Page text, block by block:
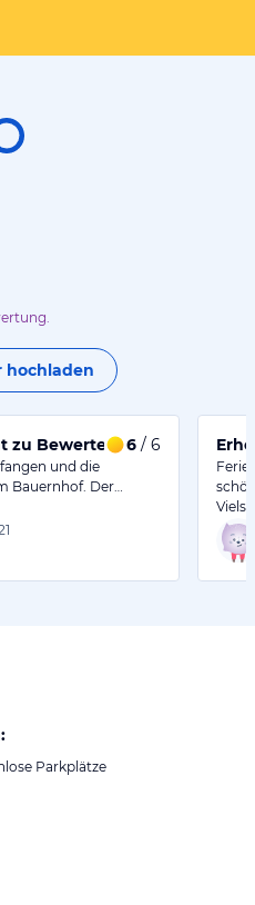
hochladen
zu Bewerten. 6 / 6
und die
Bauernhof. Der…
Parkplätze